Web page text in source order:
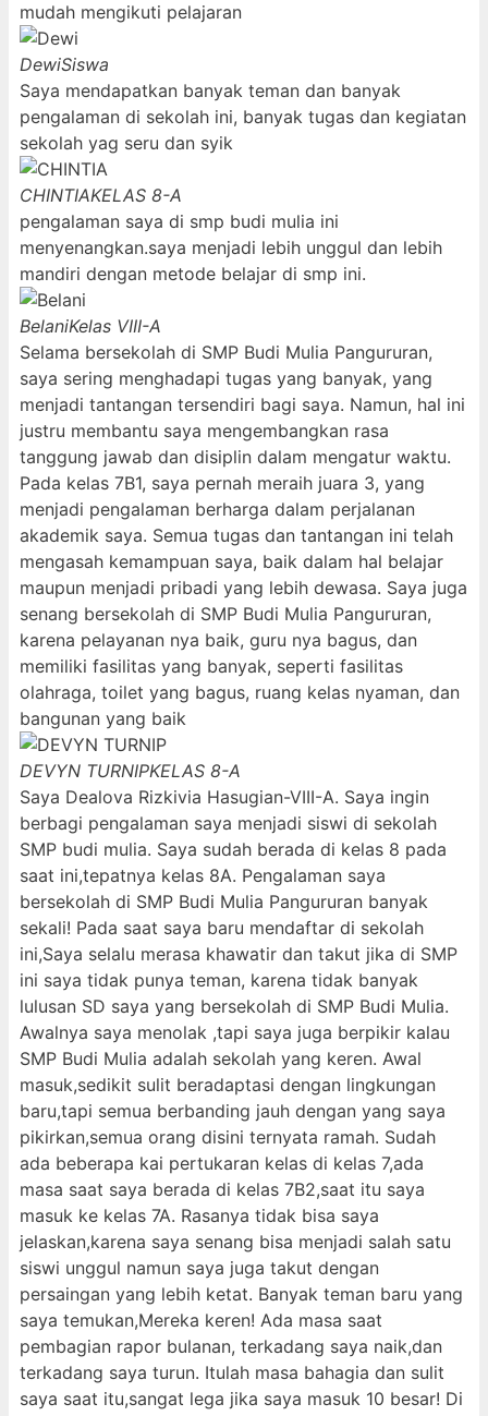
mudah mengikuti pelajaran
DewiSiswa
Saya mendapatkan banyak teman dan banyak
pengalaman di sekolah ini, banyak tugas dan kegiatan
sekolah yag seru dan syik
CHINTIAKELAS 8-A
pengalaman saya di smp budi mulia ini
menyenangkan.saya menjadi lebih unggul dan lebih
mandiri dengan metode belajar di smp ini.
BelaniKelas VIII-A
Selama bersekolah di SMP Budi Mulia Pangururan,
saya sering menghadapi tugas yang banyak, yang
menjadi tantangan tersendiri bagi saya. Namun, hal ini
justru membantu saya mengembangkan rasa
tanggung jawab dan disiplin dalam mengatur waktu.
Pada kelas 7B1, saya pernah meraih juara 3, yang
menjadi pengalaman berharga dalam perjalanan
akademik saya. Semua tugas dan tantangan ini telah
mengasah kemampuan saya, baik dalam hal belajar
maupun menjadi pribadi yang lebih dewasa. Saya juga
senang bersekolah di SMP Budi Mulia Pangururan,
karena pelayanan nya baik, guru nya bagus, dan
memiliki fasilitas yang banyak, seperti fasilitas
olahraga, toilet yang bagus, ruang kelas nyaman, dan
bangunan yang baik
DEVYN TURNIPKELAS 8-A
Saya Dealova Rizkivia Hasugian-VIII-A. Saya ingin
berbagi pengalaman saya menjadi siswi di sekolah
SMP budi mulia. Saya sudah berada di kelas 8 pada
saat ini,tepatnya kelas 8A. Pengalaman saya
bersekolah di SMP Budi Mulia Pangururan banyak
sekali! Pada saat saya baru mendaftar di sekolah
ini,Saya selalu merasa khawatir dan takut jika di SMP
ini saya tidak punya teman, karena tidak banyak
lulusan SD saya yang bersekolah di SMP Budi Mulia.
Awalnya saya menolak ,tapi saya juga berpikir kalau
SMP Budi Mulia adalah sekolah yang keren. Awal
masuk,sedikit sulit beradaptasi dengan lingkungan
baru,tapi semua berbanding jauh dengan yang saya
pikirkan,semua orang disini ternyata ramah. Sudah
ada beberapa kai pertukaran kelas di kelas 7,ada
masa saat saya berada di kelas 7B2,saat itu saya
masuk ke kelas 7A. Rasanya tidak bisa saya
jelaskan,karena saya senang bisa menjadi salah satu
siswi unggul namun saya juga takut dengan
persaingan yang lebih ketat. Banyak teman baru yang
saya temukan,Mereka keren! Ada masa saat
pembagian rapor bulanan, terkadang saya naik,dan
terkadang saya turun. Itulah masa bahagia dan sulit
saya saat itu,sangat lega jika saya masuk 10 besar! Di